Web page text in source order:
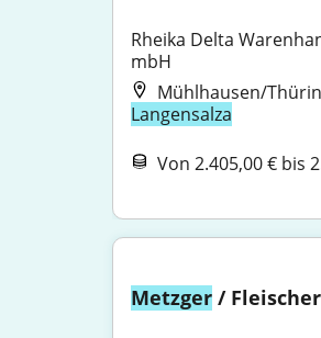
Rheika Delta
mbH
Mühlhausen/
Langensalza
Von 2.405,00 € bis
Metzger /